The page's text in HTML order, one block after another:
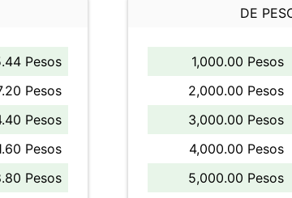
Pesos
Pesos
Pesos
Pesos
Pesos
DE
1,000.00 Pesos
2,000.00 Pesos
3,000.00 Pesos
4,000.00 Pesos
5,000.00 Pesos